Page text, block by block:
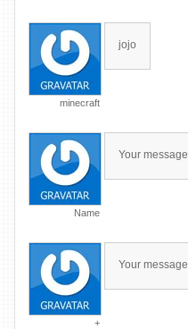
minecraft
jojo
Name
Your message
+
Your message